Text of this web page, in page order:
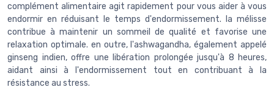
complément alimentaire agit rapidement pour vous aider à vous
endormir en réduisant le temps d'endormissement. la mélisse
contribue à maintenir un sommeil de qualité et favorise une
relaxation optimale. en outre, l'ashwagandha, également appelé
ginseng indien, offre une libération prolongée jusqu'à 8 heures,
aidant ainsi à l'endormissement tout en contribuant à la
résistance au stress.